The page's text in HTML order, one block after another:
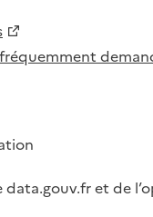
et de